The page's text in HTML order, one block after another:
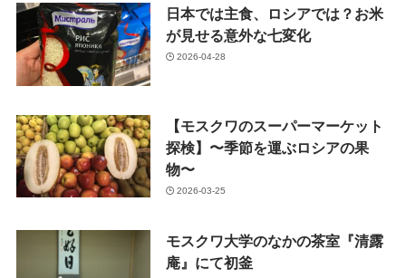
日本では主食、ロシアでは？お米
が見せる意外な七変化
2026-04-28
【モスクワのスーパーマーケット
探検】〜季節を運ぶロシアの果
物〜
2026-03-25
モスクワ大学のなかの茶室『清露
庵』にて初釜